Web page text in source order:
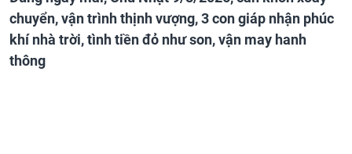
chuyển, vận trình thịnh vượng, 3 con giáp nhận phúc
khí nhà trời, tình tiền đỏ như son, vận may hanh
thông